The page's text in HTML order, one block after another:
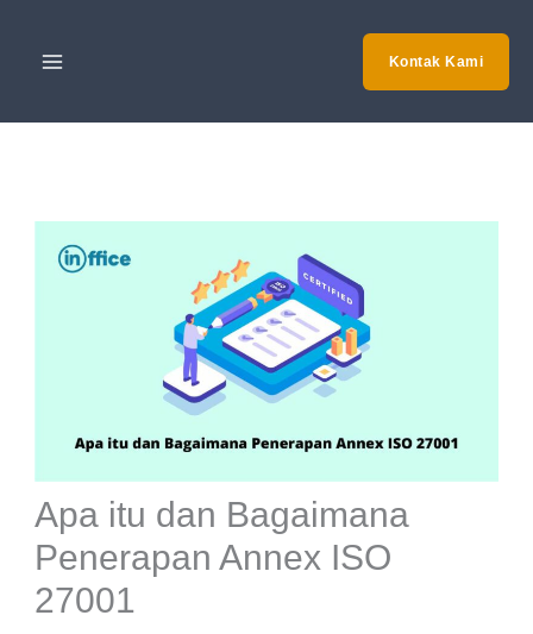
Kontak Kami
Apa itu dan Bagaimana
Penerapan Annex ISO
27001